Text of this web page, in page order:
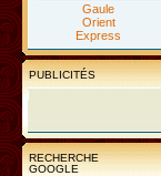
Gaule
Orient
Express
PUBLICITÉS
RECHERCHE
GOOGLE